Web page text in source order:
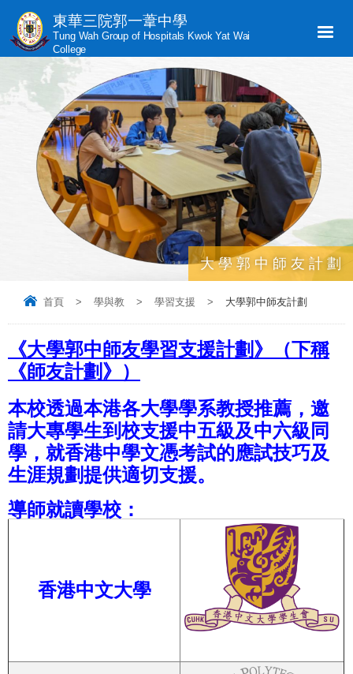
東華三院郭一葦中學
Tung Wah Group of Hospitals Kwok Yat Wai
College
大學郭中師友計劃
首頁 > 學與教 > 學習支援 > 大學郭中師友計劃
《大學郭中師友學習支援計劃》（下稱
《師友計劃》）
本校透過本港各大學學系教授推薦，邀
請大專學生到校支援中五級及中六級同
學，就香港中學文憑考試的應試技巧及
生涯規劃提供適切支援。
導師就讀學校：
香港中文大學